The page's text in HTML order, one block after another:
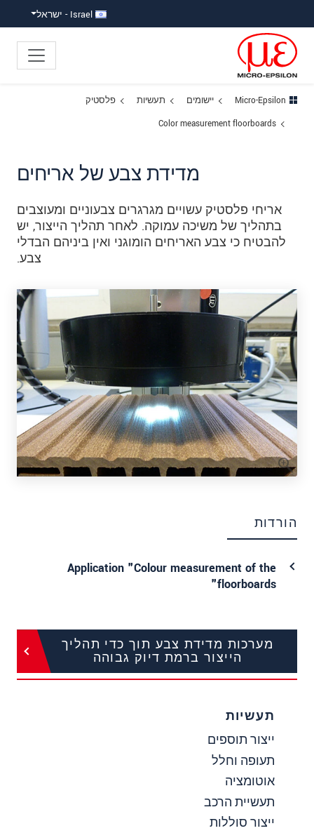
Israel - ישראל
Micro-Epsilon יישומים תעשיות
פלסטיק
Color measurement floorboards
מדידת צבע של אריחים
אריחי פלסטיק עשויים מגרגרים צבעוניים ומעוצבים
בתהליך של משיכה עמוקה. לאחר תהליך הייצור, יש
להבטיח כי צבע האריחים הומוגני ואין ביניהם הבדלי
צבע.
הורדות
Application "Colour measurement of the
floorboards"
מערכות מדידת צבע תוך כדי תהליך
הייצור ברמת דיוק גבוהה
תעשיות
ייצור תוספים
תעופה וחלל
אוטומציה
תעשיית הרכב
ייצור סוללות